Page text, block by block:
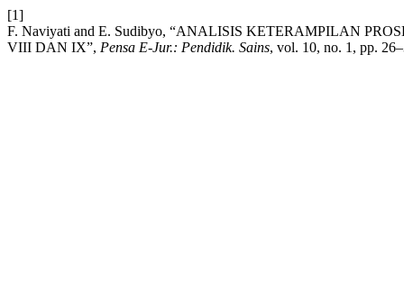
[1]
F. Naviyati and E. Sudibyo, “ANALISIS KETERAMPILAN
VIII DAN IX”, Pensa E-Jur.: Pendidik. Sains, vol. 10, no. 1, pp.